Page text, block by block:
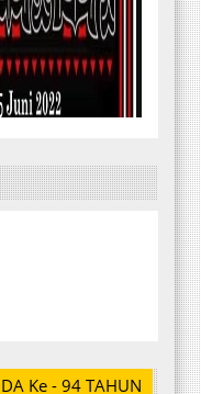
Ke - 94 TAHUN